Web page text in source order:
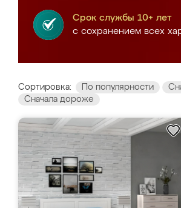
Срок службы 10+ лет
с сохранением всех
Сортировка: По популярности
Сначала дороже